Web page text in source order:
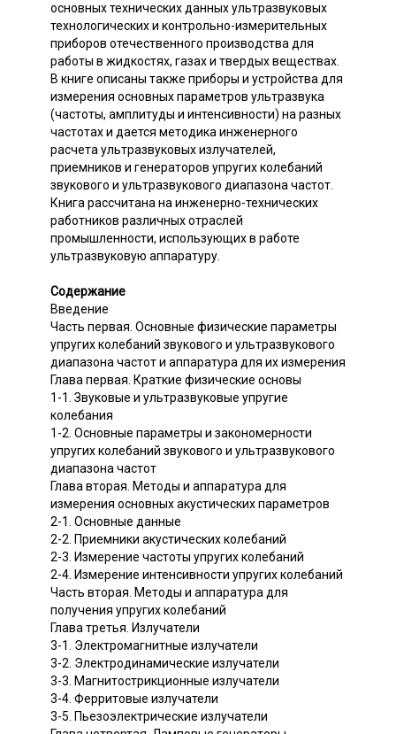
основных технических данных ультразвуковых
технологических и контрольно-измерительных
приборов отечественного производства для
работы в жидкостях, газах и твердых веществах.
В книге описаны также приборы и устройства для
измерения основных параметров ультразвука
(частоты, амплитуды и интенсивности) на разных
частотах и дается методика инженерного
расчета ультразвуковых излучателей,
приемников и генераторов упругих колебаний
звукового и ультразвукового диапазона частот.
Книга рассчитана на инженерно-технических
работников различных отраслей
промышленности, использующих в работе
ультразвуковую аппаратуру.
Содержание
Введение
Часть первая. Основные физические параметры
упругих колебаний звукового и ультразвукового
диапазона частот и аппаратура для их измерения
Глава первая. Краткие физические основы
1-1. Звуковые и ультразвуковые упругие
колебания
1-2. Основные параметры и закономерности
упругих колебаний звукового и ультразвукового
диапазона частот
Глава вторая. Методы и аппаратура для
измерения основных акустических параметров
2-1. Основные данные
2-2. Приемники акустических колебаний
2-3. Измерение частоты упругих колебаний
2-4. Измерение интенсивности упругих колебаний
Часть вторая. Методы и аппаратура для
получения упругих колебаний
Глава третья. Излучатели
3-1. Электромагнитные излучатели
3-2. Электродинамические излучатели
3-3. Магнитострикционные излучатели
3-4. Ферритовые излучатели
3-5. Пьезоэлектрические излучатели